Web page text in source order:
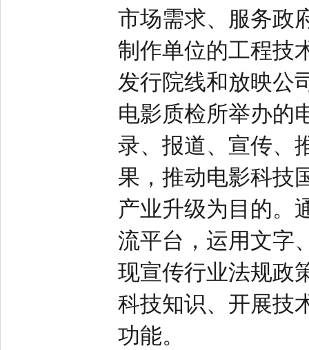
市场需求、服务政
制作单位的工程技
发行院线和放映公
电影质检所举办的
录、报道、宣传、
果，推动电影科技
产业升级为目的。
流平台，运用文字
现宣传行业法规政
科技知识、开展技
功能。